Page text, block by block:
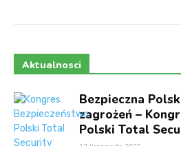
Aktualnosci
Bezpieczna
zagrożeń –
Polski Total